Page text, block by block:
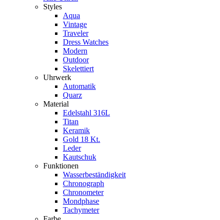
Styles
Aqua
Vintage
Traveler
Dress Watches
Modern
Outdoor
Skelettiert
Uhrwerk
Automatik
Quarz
Material
Edelstahl 316L
Titan
Keramik
Gold 18 Kt.
Leder
Kautschuk
Funktionen
Wasserbeständigkeit
Chronograph
Chronometer
Mondphase
Tachymeter